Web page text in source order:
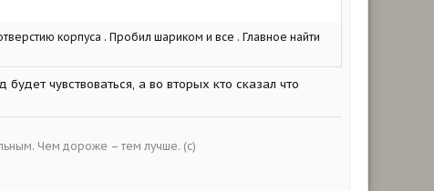
корпуса . Пробил шариком и все . Главное найти
чувствоваться, а во вторых кто сказал что
Чем дороже – тем лучше. (с)